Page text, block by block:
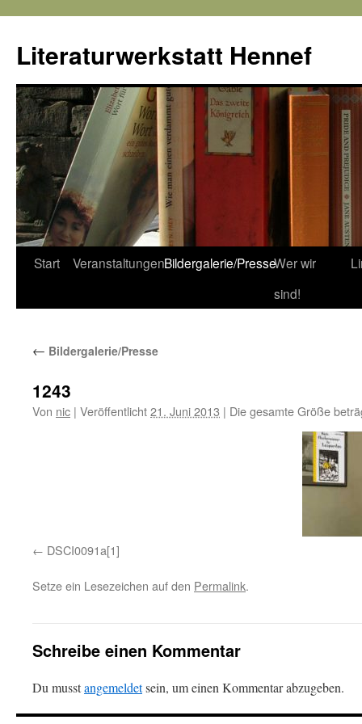
Literaturwerkstatt Hennef
Zum
Start VeranstaltungenBildergalerie/PresseWer wir
sind!
← Bildergalerie/Presse
1243
Von nic | Veröffentlicht21. Juni 2013 | Die gesamte Größe
DSCI0091a[1]
Setze ein Lesezeichen auf den Permalink.
Schreibe einen Kommentar
Du musstangemeldetsein, um einen Kommentar abzugeben.